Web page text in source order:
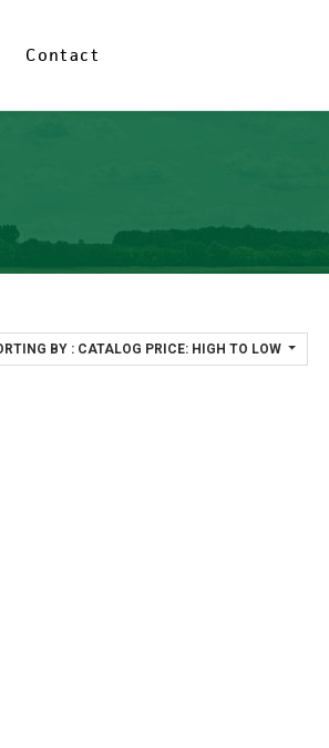
Contact
Contact
BY : CATALOG PRICE: HIGH TO LOW